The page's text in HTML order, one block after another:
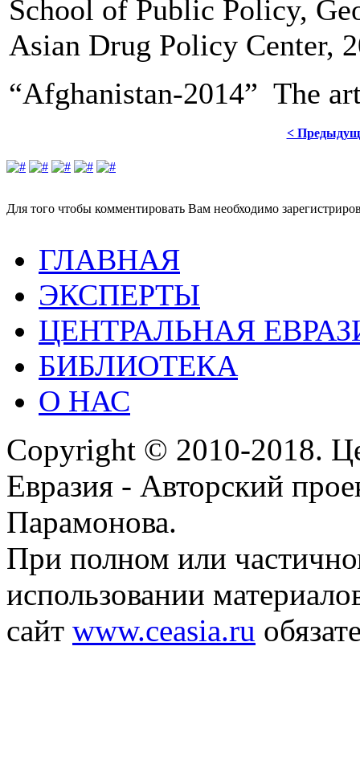
School of Public Policy,
Asian Drug Policy Center,
“Afghanistan-2014” The
<
Для того чтобы комментировать Вам необходимо
ГЛАВНАЯ
ЭКСПЕРТЫ
ЦЕНТРАЛЬНАЯ
БИБЛИОТЕКА
О НАС
Copyright © 2010-2018.
Евразия - Авторский
Парамонова.
При полном или
использовании
сайт www.ceasia.ru